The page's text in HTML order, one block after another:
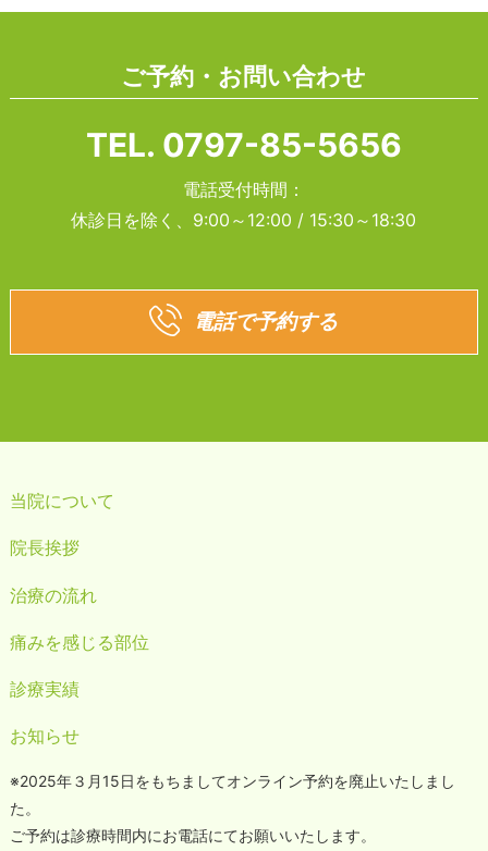
ご予約・お問い合わせ
TEL. 0797-85-5656
電話受付時間：
休診日を除く、9:00～12:00 / 15:30～18:30
電話で予約する
当院について
院長挨拶
治療の流れ
痛みを感じる部位
診療実績
お知らせ
※2025年３月15日をもちましてオンライン予約を廃止いたしまし
た。
ご予約は診療時間内にお電話にてお願いいたします。